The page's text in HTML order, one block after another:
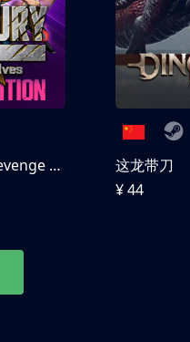
饿狼传说：群狼 - Revenge Edition
这龙带刀
¥ 44